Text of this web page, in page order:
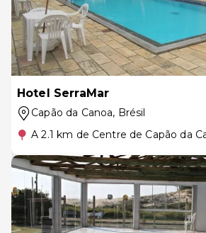
Hotel SerraMar
Capão da Canoa, Brésil
A 2.1 km de Centre de Capão da